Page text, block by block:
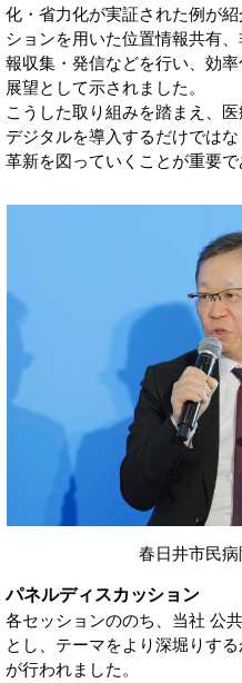
化・省力化が実証された例が
ションを用いた位置情報共有
報収集・発信などを行い、効
展望として示されました。
こうした取り組みを踏まえ、
デジタルを導入するだけでは
革新を図っていくことが重要で
春日井市民
パネルディスカッション
各セッションののち、当社 公
とし、テーマをより深堀りす
が行われました。